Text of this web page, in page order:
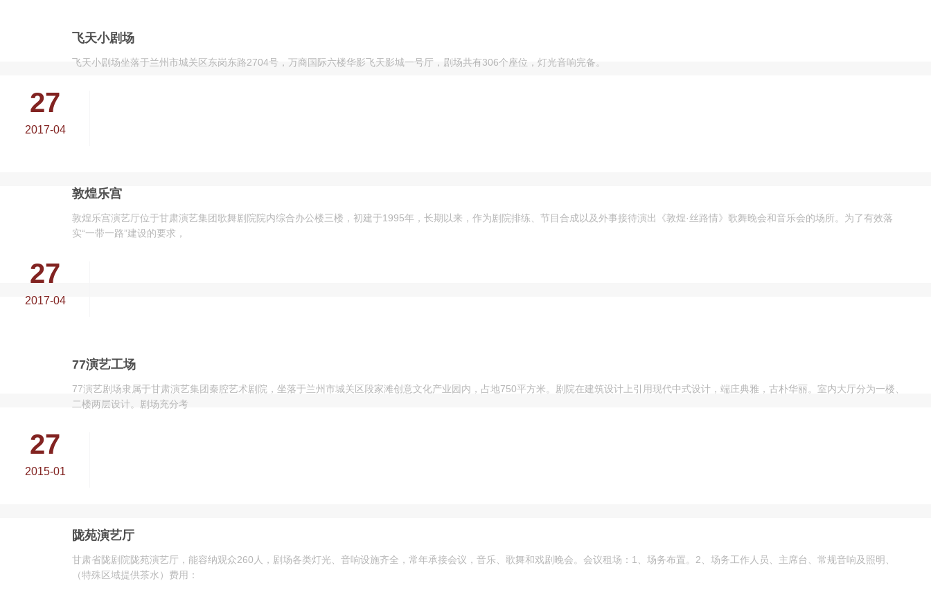
飞天小剧场
飞天小剧场坐落于兰州市城关区东岗东路2704号，万商国际六楼华影飞天影城一号厅，剧场共有306个座位，灯光音响完备。
27
2017-04
敦煌乐宫
敦煌乐宫演艺厅位于甘肃演艺集团歌舞剧院院内综合办公楼三楼，初建于1995年，长期以来，作为剧院排练、节目合成以及外事接待演出《敦煌·丝路情》歌舞晚会和音乐会的场所。为了有效落
实“一带一路”建设的要求，
27
2017-04
77演艺工场
77演艺剧场隶属于甘肃演艺集团秦腔艺术剧院，坐落于兰州市城关区段家滩创意文化产业园内，占地750平方米。剧院在建筑设计上引用现代中式设计，端庄典雅，古朴华丽。室内大厅分为一楼、
二楼两层设计。剧场充分考
27
2015-01
陇苑演艺厅
甘肃省陇剧院陇苑演艺厅，能容纳观众260人，剧场各类灯光、音响设施齐全，常年承接会议，音乐、歌舞和戏剧晚会。会议租场：1、场务布置。2、场务工作人员、主席台、常规音响及照明、
（特殊区域提供茶水）费用：